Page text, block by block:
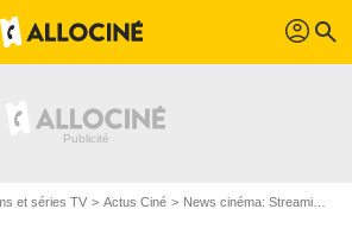
profil search
et séries TV Actus Ciné News cinéma: Streaming